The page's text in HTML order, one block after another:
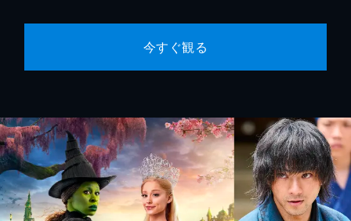
今すぐ観る